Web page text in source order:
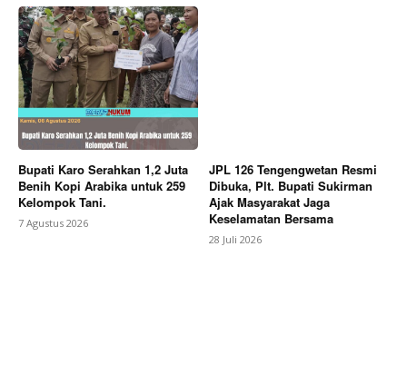
Berita Lainnya Bupati Karo: Budaya Karo Memiliki
Peran Strategis Sebagai Kekuatan Pembangunan
Daerah
Bupati Karo Serahkan 1,2 Juta
Benih Kopi Arabika untuk 259
Kelompok Tani.
7 Agustus 2026
JPL 126 Tengengwetan Resmi
Dibuka, Plt. Bupati Sukirman
Ajak Masyarakat Jaga
Keselamatan Bersama
28 Juli 2026